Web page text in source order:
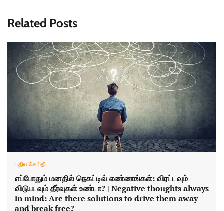
Related Posts
புதிய செய்தி
எப்போதும் மனதில் நெகட்டிவ் எண்ணங்கள்: விரட்டவும்
விடுபடவும் தீர்வுகள் உண்டா? | Negative thoughts always
in mind: Are there solutions to drive them away
and break free?